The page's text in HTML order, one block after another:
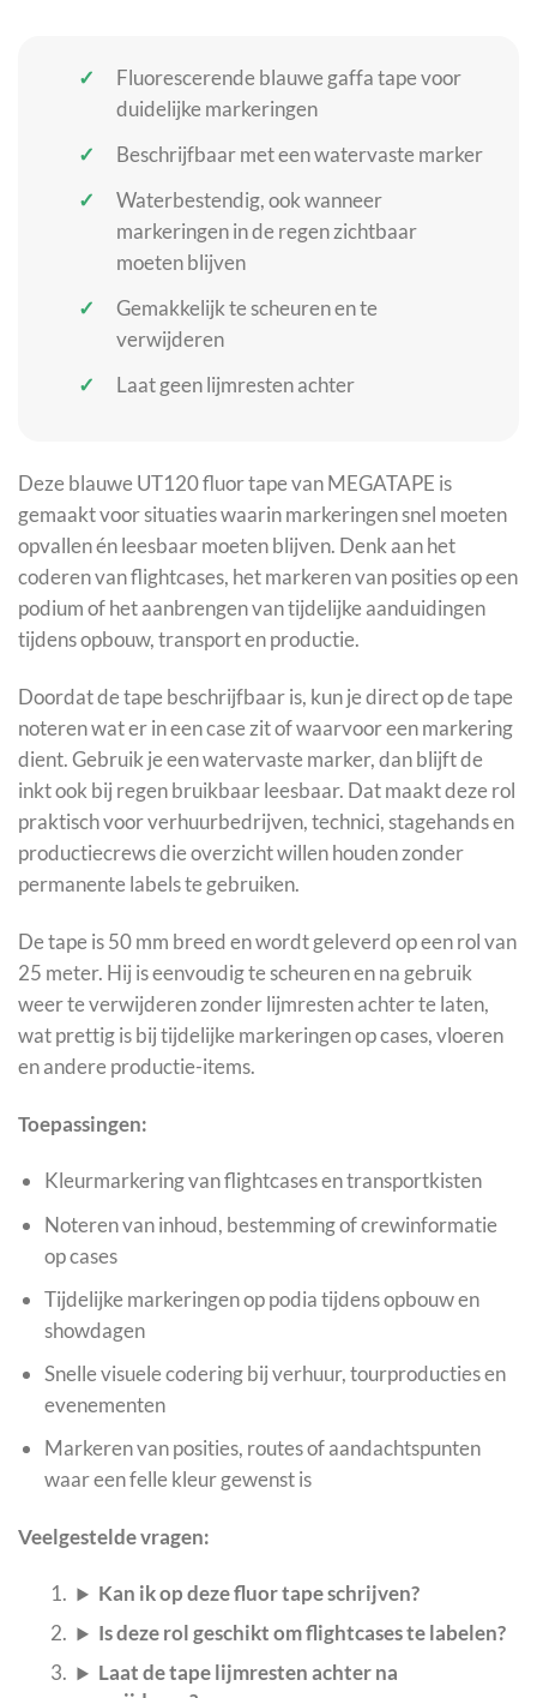
Fluorescerende blauwe gaffa tape voor
duidelijke markeringen
Beschrijfbaar met een watervaste marker
Waterbestendig, ook wanneer
markeringen in de regen zichtbaar
moeten blijven
Gemakkelijk te scheuren en te
verwijderen
Laat geen lijmresten achter
Deze blauwe UT120 fluor tape van MEGATAPE is
gemaakt voor situaties waarin markeringen snel moeten
opvallen én leesbaar moeten blijven. Denk aan het
coderen van flightcases, het markeren van posities op een
podium of het aanbrengen van tijdelijke aanduidingen
tijdens opbouw, transport en productie.
Doordat de tape beschrijfbaar is, kun je direct op de tape
noteren wat er in een case zit of waarvoor een markering
dient. Gebruik je een watervaste marker, dan blijft de
inkt ook bij regen bruikbaar leesbaar. Dat maakt deze rol
praktisch voor verhuurbedrijven, technici, stagehands en
productiecrews die overzicht willen houden zonder
permanente labels te gebruiken.
De tape is 50 mm breed en wordt geleverd op een rol van
25 meter. Hij is eenvoudig te scheuren en na gebruik
weer te verwijderen zonder lijmresten achter te laten,
wat prettig is bij tijdelijke markeringen op cases, vloeren
en andere productie-items.
Toepassingen:
Kleurmarkering van flightcases en transportkisten
Noteren van inhoud, bestemming of crewinformatie
op cases
Tijdelijke markeringen op podia tijdens opbouw en
showdagen
Snelle visuele codering bij verhuur, tourproducties en
evenementen
Markeren van posities, routes of aandachtspunten
waar een felle kleur gewenst is
Veelgestelde vragen:
Kan ik op deze fluor tape schrijven?
Is deze rol geschikt om flightcases te labelen?
Laat de tape lijmresten achter na